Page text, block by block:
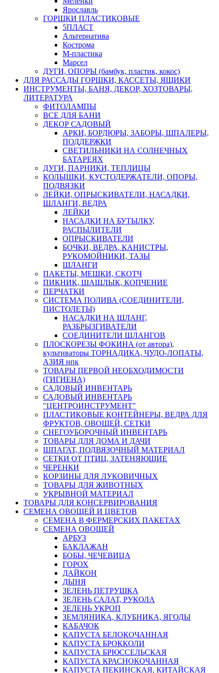
Ярославль
ГОРШКИ ПЛАСТИКОВЫЕ
5ПЛАСТ
Альтернатива
Кострома
М-пластика
Марсел
ДУГИ, ОПОРЫ (бамбук, пластик, кокос)
ДЛЯ РАССАДЫ ГОРШКИ, КАССЕТЫ, ЯЩИКИ
ИНСТРУМЕНТЫ, БАНЯ, ДЕКОР, ХОЗТОВАРЫ,
ЛИТЕРАТУРА
ФИТОЛАМПЫ
ВСЕ ДЛЯ БАНИ
ДЕКОР САДОВЫЙ
АРКИ, БОРДЮРЫ, ЗАБОРЫ, ШПАЛЕРЫ,
ПОДДЕРЖКИ
СВЕТИЛЬНИКИ НА СОЛНЕЧНЫХ
БАТАРЕЯХ
ДУГИ, ПАРНИКИ, ТЕПЛИЦЫ
КОЛЫШКИ, КУСТОДЕРЖАТЕЛИ, ОПОРЫ,
ПОДВЯЗКИ
ЛЕЙКИ, ОПРЫСКИВАТЕЛИ, НАСАДКИ,
ШЛАНГИ, ВЕДРА
ЛЕЙКИ
НАСАДКИ НА БУТЫЛКУ,
РАСПЫЛИТЕЛИ
ОПРЫСКИВАТЕЛИ
БОЧКИ, ВЕДРА, КАНИСТРЫ,
РУКОМОЙНИКИ, ТАЗЫ
ШЛАНГИ
ПАКЕТЫ, МЕШКИ, СКОТЧ
ПИКНИК, ШАШЛЫК, КОПЧЕНИЕ
ПЕРЧАТКИ
СИСТЕМА ПОЛИВА (СОЕДИНИТЕЛИ,
ПИСТОЛЕТЫ)
НАСАДКИ НА ШЛАНГ,
РАЗБРЫЗГИВАТЕЛИ
СОЕДИНИТЕЛИ ШЛАНГОВ
ПЛОСКОРЕЗЫ ФОКИНА (от автора),
культиваторы ТОРНАДИКА, ЧУДО-ЛОПАТЫ,
АЗИЯ нпк
ТОВАРЫ ПЕРВОЙ НЕОБХОДИМОСТИ
(ГИГИЕНА)
САДОВЫЙ ИНВЕНТАРЬ
САДОВЫЙ ИНВЕНТАРЬ
"ЦЕНТРОИНСТРУМЕНТ"
ПЛАСТИКОВЫЕ КОНТЕЙНЕРЫ, ВЕДРА ДЛЯ
ФРУКТОВ, ОВОЩЕЙ, СЕТКИ
СНЕГОУБОРОЧНЫЙ ИНВЕНТАРЬ
ТОВАРЫ ДЛЯ ДОМА И ДАЧИ
ШПАГАТ, ПОДВЯЗОЧНЫЙ МАТЕРИАЛ
СЕТКИ ОТ ПТИЦ, ЗАТЕНЯЮЩИЕ
ЧЕРЕНКИ
КОРЗИНЫ ДЛЯ ЛУКОВИЧНЫХ
ТОВАРЫ ДЛЯ ЖИВОТНЫХ
УКРЫВНОЙ МАТЕРИАЛ
ТОВАРЫ ДЛЯ КОНСЕРВИРОВАНИЯ
СЕМЕНА ОВОЩЕЙ И ЦВЕТОВ
СЕМЕНА В ФЕРМЕРСКИХ ПАКЕТАХ
СЕМЕНА ОВОЩЕЙ
АРБУЗ
БАКЛАЖАН
БОБЫ, ЧЕЧЕВИЦА
ГОРОХ
ДАЙКОН
ДЫНЯ
ЗЕЛЕНЬ ПЕТРУШКА
ЗЕЛЕНЬ САЛАТ, РУКОЛА
ЗЕЛЕНЬ УКРОП
ЗЕМЛЯНИКА, КЛУБНИКА, ЯГОДЫ
КАБАЧОК
КАПУСТА БЕЛОКОЧАННАЯ
КАПУСТА БРОККОЛИ
КАПУСТА БРЮССЕЛЬСКАЯ
КАПУСТА КРАСНОКОЧАННАЯ
КАПУСТА ПЕКИНСКАЯ, КИТАЙСКАЯ